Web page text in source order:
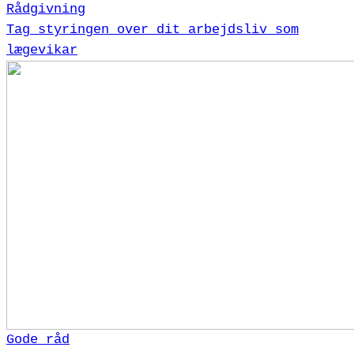
Rådgivning
Tag styringen over dit arbejdsliv som
lægevikar
Gode råd